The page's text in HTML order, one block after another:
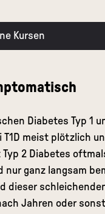
Kursen
Diabetes Typ 1
meist plötzlich
2 Diabetes
nur ganz langsam
dieser
Jahren oder